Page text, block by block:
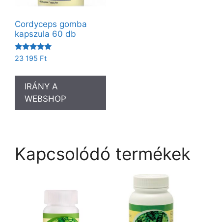
Cordyceps gomba
kapszula 60 db
Értékelés:
5.00
23 195 Ft
IRÁNY A
WEBSHOP
Kapcsolódó termékek